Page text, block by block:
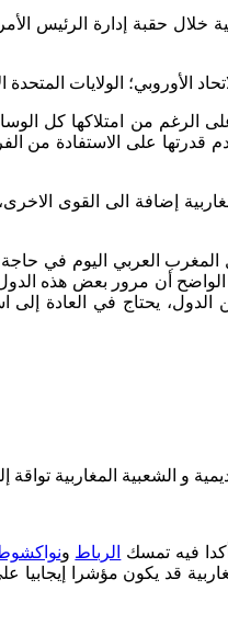
خلال حقبة إدارة الرئيس
الولايات المتحدة
الرغم من امتلاكها كل
على الاستفادة من
إضافة الى القوى
المغرب العربي اليوم في
الواضح أن مرور بعض هذه
الدول، يحتاج في العادة
و الشعبية المغاربية تواقة
الرباط و
باقي الدول المغاربية قد يكون